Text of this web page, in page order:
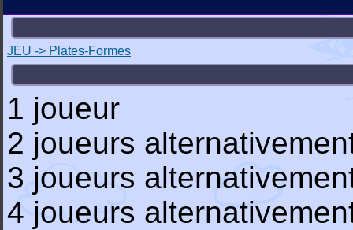
JEU -> Plates-Formes
1 joueur
2 joueurs
3 joueurs
4 joueurs